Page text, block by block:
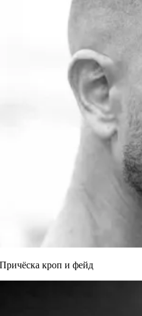
Причёска кроп и фейд